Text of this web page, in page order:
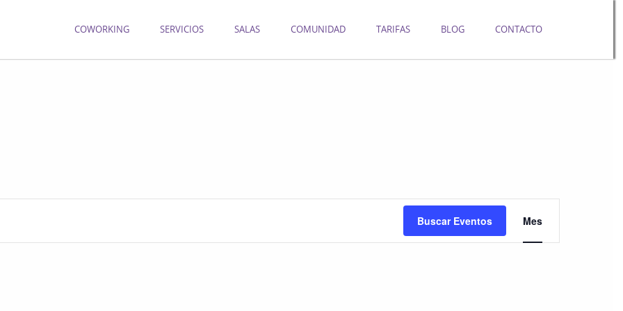
COWORKING SERVICIOS SALAS COMUNIDAD TARIFAS BLOG CONTACTO
Buscar Eventos
de
Mes